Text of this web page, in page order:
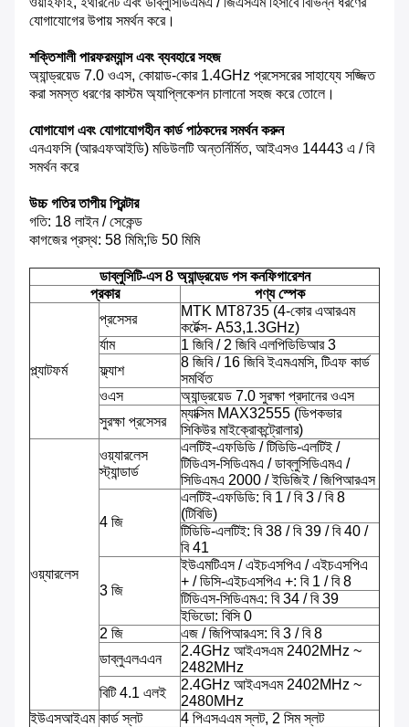
যোগাযোগের উপায় সমর্থন করে।
শক্তিশালী পারফরম্যান্স এবং ব্যবহারে সহজ
অ্যান্ড্রয়েড 7.0 ওএস, কোয়াড-কোর 1.4GHz প্রসেসরের সাহায্যে সজ্জিত
করা সমস্ত ধরণের কাস্টম অ্যাপ্লিকেশন চালানো সহজ করে তোলে।
যোগাযোগ এবং যোগাযোগহীন কার্ড পাঠকদের সমর্থন করুন
এনএফসি (আরএফআইডি) মডিউলটি অন্তর্নির্মিত, আইএসও 14443 এ / বি
সমর্থন করে
উচ্চ গতির তাপীয় প্রিন্টার
গতি: 18 লাইন / সেকেন্ড
কাগজের প্রস্থ: 58 মিমি;ডি 50 মিমি
ডাব্লুসিটি-এস 8 অ্যান্ড্রয়েড পস কনফিগারেশন
প্রকার
পণ্য স্পেক
প্ল্যাটফর্ম
প্রসেসর
MTK MT8735 (4-কোর এআরএম
কর্টেক্স- A53,1.3GHz)
র্যাম
1 জিবি / 2 জিবি এলপিডিডিআর 3
ফ্ল্যাশ
8 জিবি / 16 জিবি ইএমএমসি, টিএফ কার্ড
সমর্থিত
ওএস
অ্যান্ড্রয়েড 7.0 সুরক্ষা প্রদানের ওএস
সুরক্ষা প্রসেসর
ম্যাক্সিম MAX32555 (ডিপকভার
সিকিউর মাইক্রোকন্ট্রোলার)
ওয়্যারলেস
ওয়্যারলেস
স্ট্যান্ডার্ড
এলটিই-এফডিডি / টিডিডি-এলটিই /
টিডিএস-সিডিএমএ / ডাব্লুসিডিএমএ /
সিডিএমএ 2000 / ইডিজিই / জিপিআরএস
4 জি
এলটিই-এফডিডি: বি 1 / বি 3 / বি 8
(টিবিডি)
টিডিডি-এলটিই: বি 38 / বি 39 / বি 40 /
বি 41
3 জি
ইউএমটিএস / এইচএসপিএ / এইচএসপিএ
+ / ডিসি-এইচএসপিএ +: বি 1 / বি 8
টিডিএস-সিডিএমএ: বি 34 / বি 39
ইভিডো: বিসি 0
2 জি
এজ / জিপিআরএস: বি 3 / বি 8
ডাব্লুএলএএন
2.4GHz আইএসএম 2402MHz ~
2482MHz
বিটি 4.1 এলই
2.4GHz আইএসএম 2402MHz ~
2480MHz
ইউএসআইএম কার্ড স্লট
4 পিএসএএম স্লট, 2 সিম স্লট